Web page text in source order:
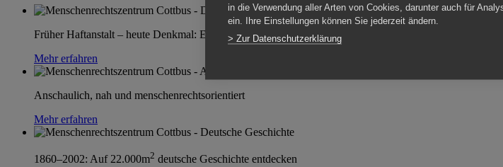
Früher Haftanstalt – heute Denkmal: Einen Ort im Wandel erleben
Mehr erfahren
Anschaulich, nah und menschenrechtsorientiert
Mehr erfahren
1860–2002: Auf 22.000m2 deutsche Geschichte entdecken
in die Verwendung aller Arten von Cookies, darunter auch für
ein. Ihre Einstellungen können Sie jederzeit ändern.
> Zur Datenschutzerklärung